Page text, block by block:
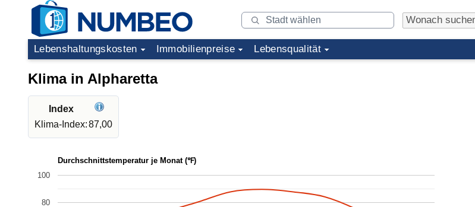
Lebenshaltungskosten Immobilienpreise Lebensqualität
Klima in Alpharetta
Index
Klima-Index:87,00
Durchschnittstemperatur je Monat (℉)
80
100